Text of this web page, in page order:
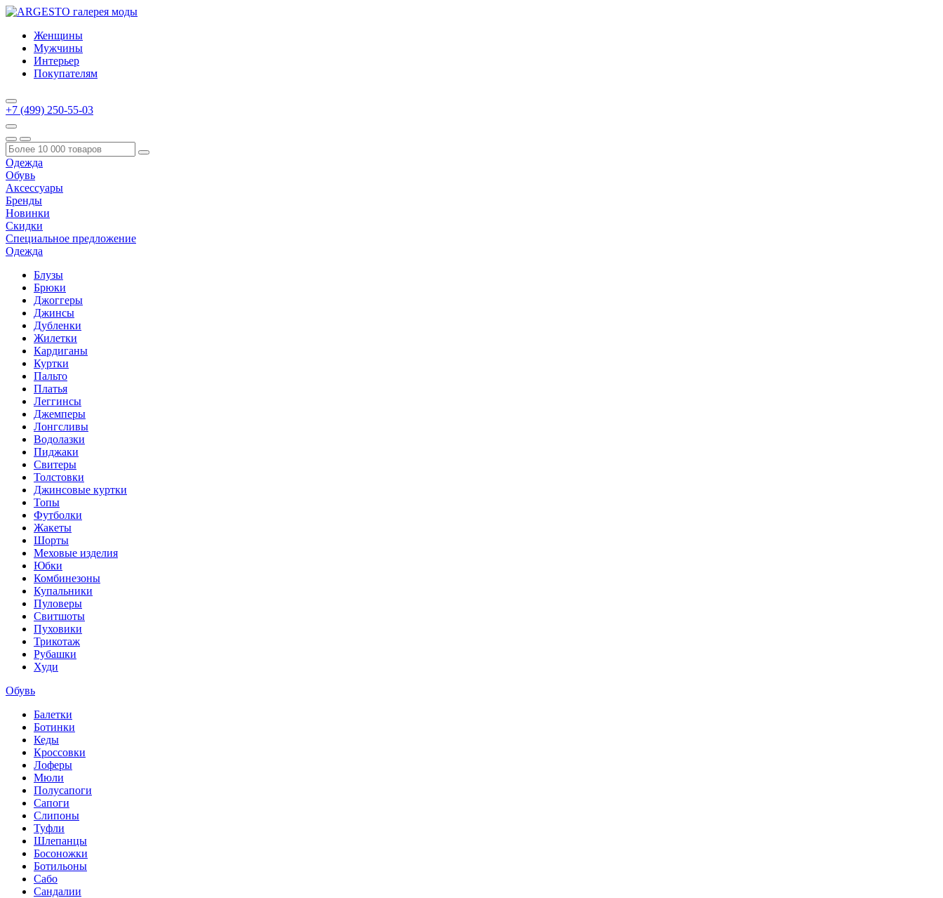
Женщины
Мужчины
Интерьер
Покупателям
+7 (499) 250-55-03
Одежда
Обувь
Аксессуары
Бренды
Новинки
Скидки
Специальное предложение
Одежда
Блузы
Брюки
Джоггеры
Джинсы
Дубленки
Жилетки
Кардиганы
Куртки
Пальто
Платья
Леггинсы
Джемперы
Лонгсливы
Водолазки
Пиджаки
Свитеры
Толстовки
Джинсовые куртки
Топы
Футболки
Жакеты
Шорты
Меховые изделия
Юбки
Комбинезоны
Купальники
Пуловеры
Свитшоты
Пуховики
Трикотаж
Рубашки
Худи
Обувь
Балетки
Ботинки
Кеды
Кроссовки
Лоферы
Мюли
Полусапоги
Сапоги
Слипоны
Туфли
Шлепанцы
Босоножки
Ботильоны
Сабо
Сандалии